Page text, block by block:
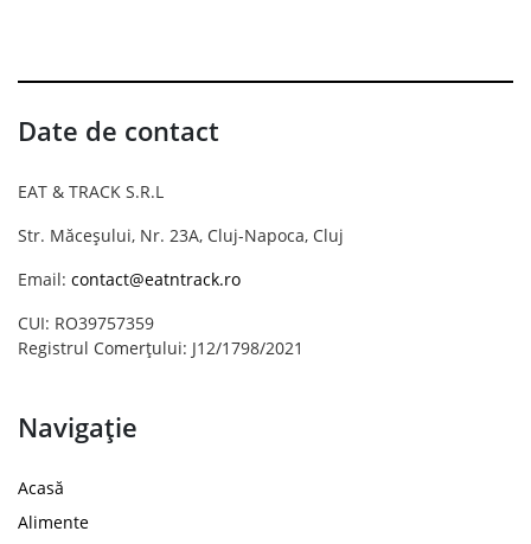
Date de contact
EAT & TRACK S.R.L
Str. Măceșului, Nr. 23A, Cluj-Napoca, Cluj
Email: contact@eatntrack.ro
CUI: RO39757359
Registrul Comerțului: J12/1798/2021
Navigație
Acasă
Alimente